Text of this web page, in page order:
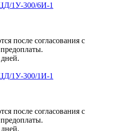
1У-300/6И-1
после согласования с
1У-300/1И-1
после согласования с